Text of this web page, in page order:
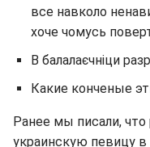
все навколо
хоче чомусь
В балалаєчніци
Какие конченые
Ранее мы писали, что
украинскую певицу